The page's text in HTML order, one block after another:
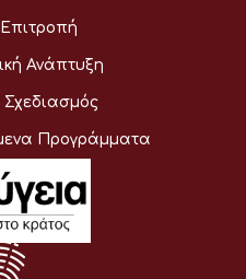
Ανάπτυξη
Σχεδιασμός
Προγράμματα